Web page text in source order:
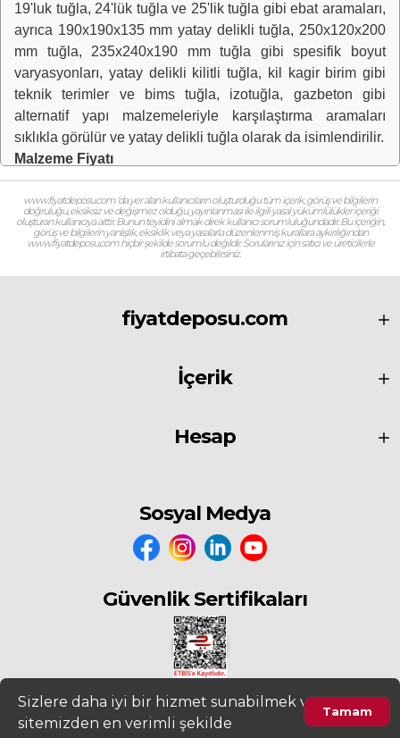
19'luk tuğla, 24'lük tuğla ve 25'lik tuğla gibi ebat aramaları,
ayrıca 190x190x135 mm yatay delikli tuğla, 250x120x200
mm tuğla, 235x240x190 mm tuğla gibi spesifik boyut
varyasyonları, yatay delikli kilitli tuğla, kil kagir birim gibi
teknik terimler ve bims tuğla, izotuğla, gazbeton gibi
alternatif yapı malzemeleriyle karşılaştırma aramaları
sıklıkla görülür ve yatay delikli tuğla olarak da isimlendirilir.
Malzeme Fiyatı
10.130.2019 - Rayiç Pozu Tanımı:
Poz No:10.130.2019
Eski Poz No:
Tanım:23,5 x 25 x 13,5 cm ebatlarında yatay delikli P
www.fiyatdeposu.com ‘da yer alan kullanıcıların oluşturduğu tüm içerik, görüş ve bilgilerin
doğruluğu, eksiksiz ve değişmez olduğu, yayınlanması ile ilgili yasal yükümlülükler içeriği
oluşturan kullanıcıya aittir. Bunun teyidini almak direk kullanıcı sorumluluğundadır. Bu içeriğin,
görüş ve bilgilerin yanlışlık, eksiklik veya yasalarla düzenlenmiş kurallara aykırılığından
www.fiyatdeposu.com hiçbir şekilde sorumlu değildir. Sorularınız için satıcı ve üreticilerle
irtibata geçebilirsiniz.
fiyatdeposu.com
İçerik
Hesap
Sosyal Medya
Güvenlik Sertifikaları
Altera Bilgi Teknolojileri LTD. ŞTİ. Her
Tamam
Sizlere daha iyi bir hizmet sunabilmek ve
sitemizden en verimli şekilde